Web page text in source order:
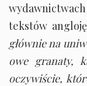
tekstów
głównie na
owe granaty,
oczywiście,